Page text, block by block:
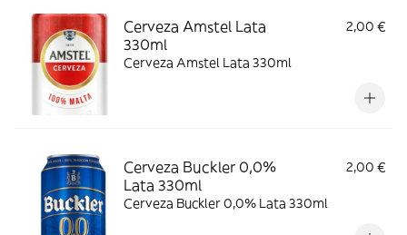
Cerveza Amstel Lata
330ml
2,00 €
Cerveza Amstel Lata 330ml
Cerveza Buckler 0,0%
Lata 330ml
2,00 €
Cerveza Buckler 0,0% Lata 330ml